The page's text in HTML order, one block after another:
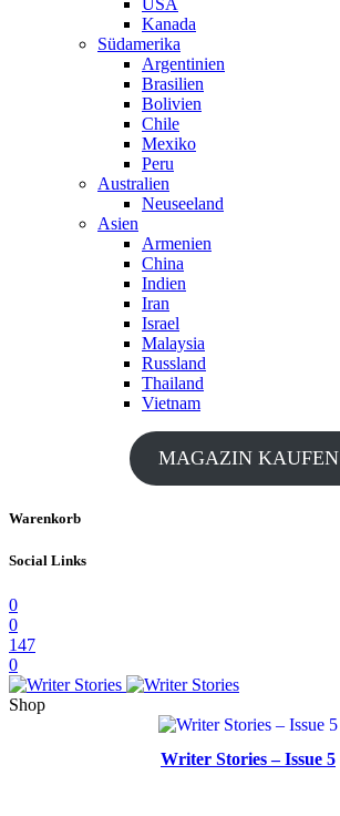
USA
Kanada
Südamerika
Argentinien
Brasilien
Bolivien
Chile
Mexiko
Peru
Australien
Neuseeland
Asien
Armenien
China
Indien
Iran
Israel
Malaysia
Russland
Thailand
Vietnam
MAGAZIN KAUFEN
Warenkorb
Social Links
0
0
147
0
Shop
Writer Stories – Issue 5